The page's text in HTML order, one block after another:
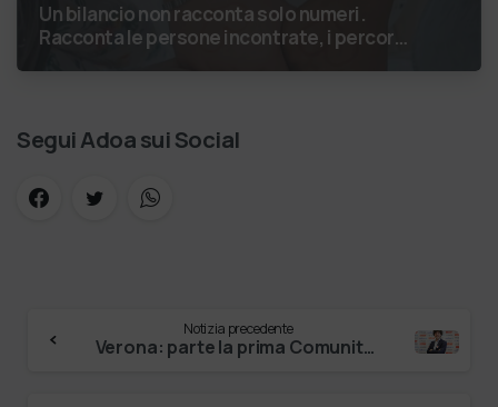
Un bilancio non racconta solo numeri.
Racconta le persone incontrate, i percorsi
Segui Adoa sui Social
Notizia precedente
Verona: parte la prima Comunità Energetica Rinnovabile a Santa Croce – Daily Verona Network